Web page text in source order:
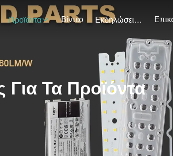
Προϊόντα Βίντεο Εκδηλώσεις
Για Τα Προϊόντα